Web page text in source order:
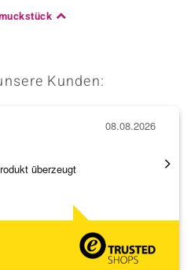
Kunden:
überzeugt
08.08.2026